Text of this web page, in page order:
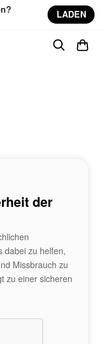
LADEN
der
dabei zu helfen,
Missbrauch zu
zu einer sicheren